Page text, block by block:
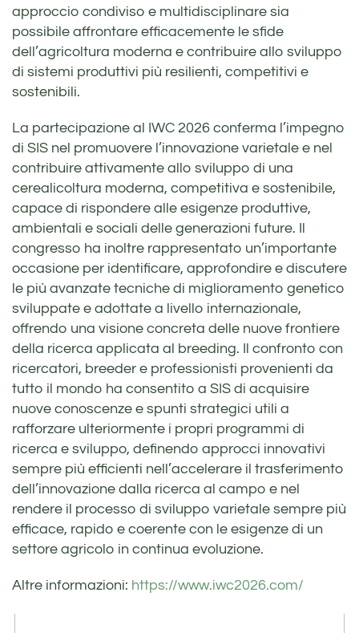
approccio condiviso e multidisciplinare sia
possibile affrontare efficacemente le sfide
dell’agricoltura moderna e contribuire allo sviluppo
di sistemi produttivi più resilienti, competitivi e
sostenibili.
La partecipazione al IWC 2026 conferma l’impegno
di SIS nel promuovere l’innovazione varietale e nel
contribuire attivamente allo sviluppo di una
cerealicoltura moderna, competitiva e sostenibile,
capace di rispondere alle esigenze produttive,
ambientali e sociali delle generazioni future. Il
congresso ha inoltre rappresentato un’importante
occasione per identificare, approfondire e discutere
le più avanzate tecniche di miglioramento genetico
sviluppate e adottate a livello internazionale,
offrendo una visione concreta delle nuove frontiere
della ricerca applicata al breeding. Il confronto con
ricercatori, breeder e professionisti provenienti da
tutto il mondo ha consentito a SIS di acquisire
nuove conoscenze e spunti strategici utili a
rafforzare ulteriormente i propri programmi di
ricerca e sviluppo, definendo approcci innovativi
sempre più efficienti nell’accelerare il trasferimento
dell’innovazione dalla ricerca al campo e nel
rendere il processo di sviluppo varietale sempre più
efficace, rapido e coerente con le esigenze di un
settore agricolo in continua evoluzione.
Altre informazioni: https://www.iwc2026.com/